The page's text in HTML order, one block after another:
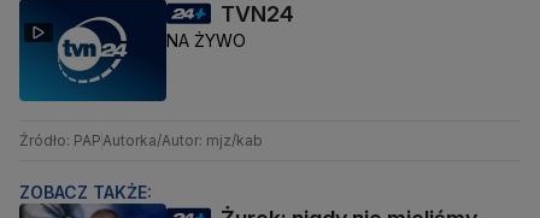
TVN24
NA ŻYWO
Źródło: PAP Autorka/Autor: mjz/kab
ZOBACZ TAKŻE: